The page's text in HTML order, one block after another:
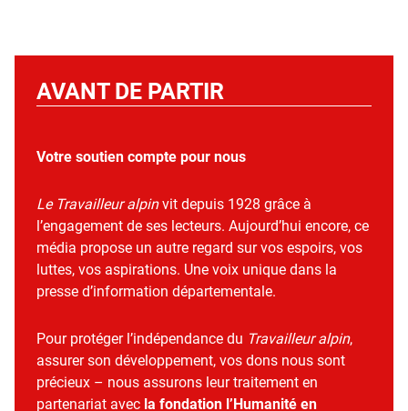
AVANT DE PARTIR
Votre soutien compte pour nous
Le Travailleur alpinvit depuis 1928 grâce à
l’engagement de ses lecteurs. Aujourd’hui encore, ce
média propose un autre regard sur vos espoirs, vos
luttes, vos aspirations. Une voix unique dans la
presse d’information départementale.
Pour protéger l’indépendance du Travailleur alpin,
assurer son développement, vos dons nous sont
précieux – nous assurons leur traitement en
partenariat avec la fondation l’Humanité en